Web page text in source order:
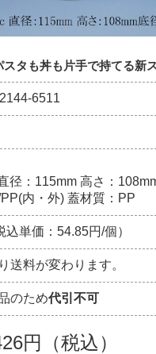
タも丼も片手で持てる新ス
6511
径：115mm 高さ：
内・外) 蓋材質：PP
込単価：54.85円/個）
送料が変わります。
のため代引不可
円（税込）